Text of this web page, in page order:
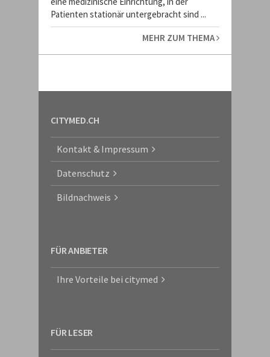
Patienten stationär untergebracht sind ...
MEHR ZUM THEMA
CITYMED.CH
Kontakt & Impressum
Datenschutz
Bildnachweis
FÜR ANBIETER
Ihre Vorteile bei citymed
FÜR LESER